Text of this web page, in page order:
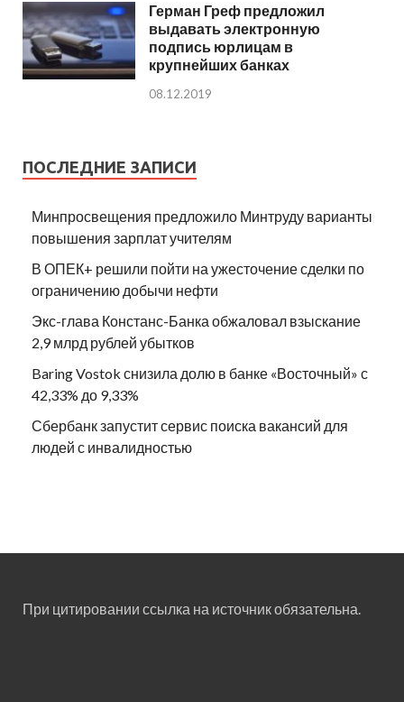
Герман Греф предложил
выдавать электронную
подпись юрлицам в
крупнейших банках
08.12.2019
ПОСЛЕДНИЕ ЗАПИСИ
Минпросвещения предложило Минтруду варианты
повышения зарплат учителям
В ОПЕК+ решили пойти на ужесточение сделки по
ограничению добычи нефти
Экс-глава Констанс-Банка обжаловал взыскание
2,9 млрд рублей убытков
Baring Vostok снизила долю в банке «Восточный» с
42,33% до 9,33%
Сбербанк запустит сервис поиска вакансий для
людей с инвалидностью
При цитировании ссылка на источник обязательна.